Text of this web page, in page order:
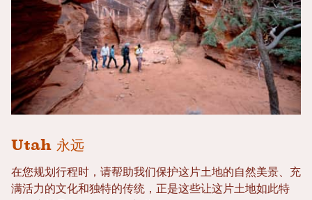
Utah 永远
在您规划行程时，请帮助我们保护这片土地的自然美景、充
满活力的文化和独特的传统，正是这些让这片土地如此特